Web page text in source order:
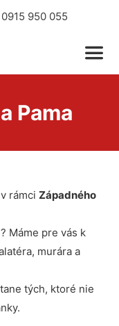
950 055
Pama
rámci Západného
Máme pre vás k
murára a
tých, ktoré nie